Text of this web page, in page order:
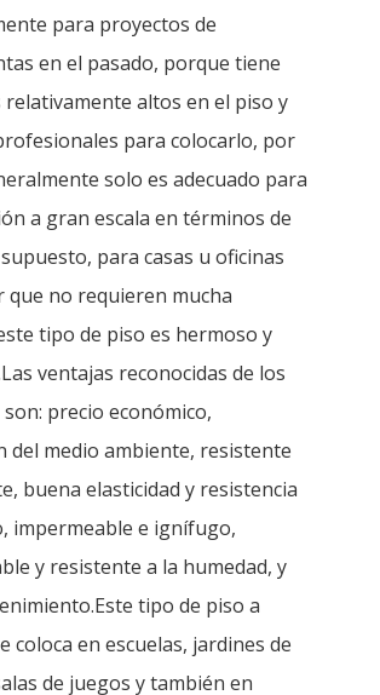
para proyectos de
en el pasado, porque tiene
altos en el piso y
para colocarlo, por
solo es adecuado para
a gran escala en términos de
para casas u oficinas
que no requieren mucha
tipo de piso es hermoso y
ventajas reconocidas de los
precio económico,
del medio ambiente, resistente
buena elasticidad y resistencia
impermeable e ignífugo,
y resistente a la humedad, y
tipo de piso a
coloca en escuelas, jardines de
de juegos y también en